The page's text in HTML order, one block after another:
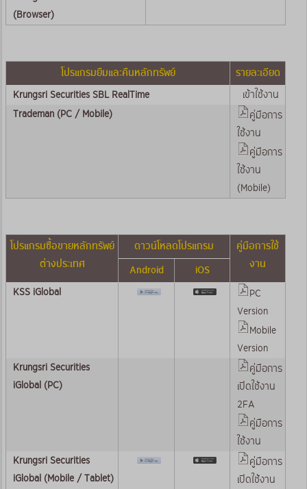
(Browser)
โปรแกรมยืมและคืนหลักทรัพย์
รายละเอียด
Krungsri Securities SBL RealTime
เข้าใช้งาน
Trademan (PC / Mobile)
คู่มือการ
ใช้งาน
คู่มือการ
ใช้งาน
(Mobile)
โปรแกรมซื้อขายหลักทรัพย์
ต่างประเทศ
ดาวน์โหลดโปรแกรม
คู่มือการใช้
งาน
Android
iOS
KSS iGlobal
PC
Version
Mobile
Version
Krungsri Securities
iGlobal (PC)
คู่มือการ
เปิดใช้งาน
2FA
คู่มือการ
ใช้งาน
Krungsri Securities
iGlobal (Mobile / Tablet)
คู่มือการ
เปิดใช้งาน